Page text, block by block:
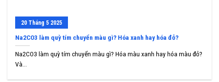
20 Tháng 5 2025
Na2CO3 làm quỳ tím chuyển màu gì? Hóa xanh hay hóa đỏ?
Na2CO3 làm quỳ tím chuyển màu gì? Hóa màu xanh hay hóa màu đỏ?
Và...